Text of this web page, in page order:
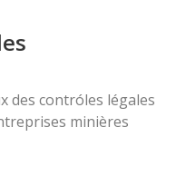
des contróles légales
minières